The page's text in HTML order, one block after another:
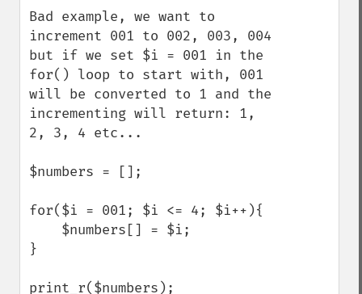
Bad example, we want to
increment 001 to 002, 003, 004
but if we set $i = 001 in the
for() loop to start with, 001
will be converted to 1 and the
incrementing will return: 1,
2, 3, 4 etc...
$numbers = [];
for($i = 001; $i <= 4; $i++){
}
print_r($numbers);